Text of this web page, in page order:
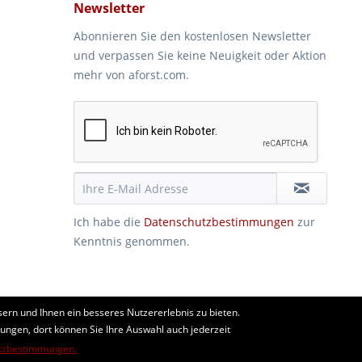
Newsletter
Abonnieren Sie den kostenlosen Newsletter
und verpassen Sie keine Neuigkeit oder Aktion
mehr von aforst.com.
Ich habe die Datenschutzbestimmungen zur
Kenntnis genommen.
vom Fachmann per Telefon und Email. Kaufen Sie
Schafnetze...
und Ihnen ein besseres Nutzererlebnis zu bieten.
dort können Sie Ihre Auswahl auch jederzeit